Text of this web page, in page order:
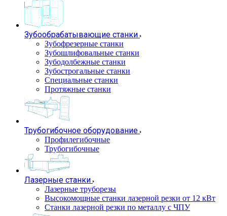
Зубообрабатывающие станки
Зубофрезерные станки
Зубошлифовальные станки
Зубодолбежные станки
Зубострогальные станки
Специальные станки
Протяжные станки
Трубогибочное оборудование
Профилегибочные
Трубогибочные
Лазерные станки
Лазерные труборезы
Высокомощные станки лазерной резки от 12 кВт
Станки лазерной резки по металлу с ЧПУ